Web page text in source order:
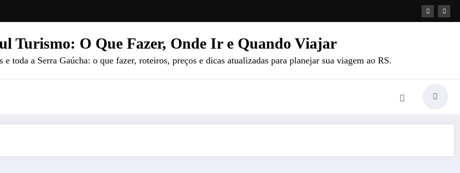
Turismo: O Que Fazer, Onde Ir e Quando Viajar
toda a Serra Gaúcha: o que fazer, roteiros, preços e dicas atualizadas para planejar sua viagem ao RS.